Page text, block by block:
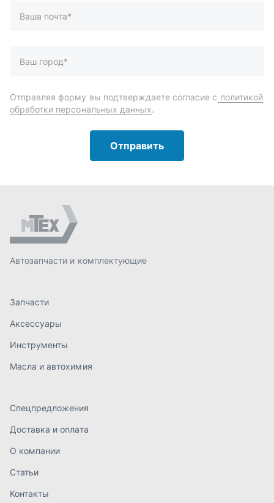
Автозапчасти и комплектующие
Масла и автохимия
Спецпредложения
Доставка и оплата
Контакты
order@mteh74.ru
+7 (904) 945-52-55
г. Златоуст